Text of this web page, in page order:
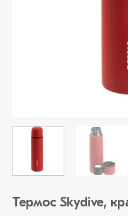
Термос Skydive,